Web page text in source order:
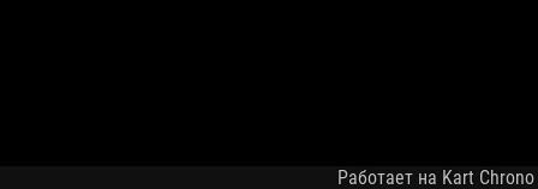
Работает на Kart Chrono